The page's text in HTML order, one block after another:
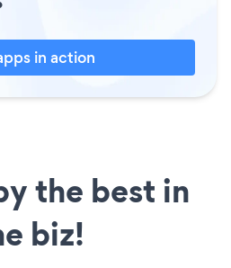
in action
the best in
biz!